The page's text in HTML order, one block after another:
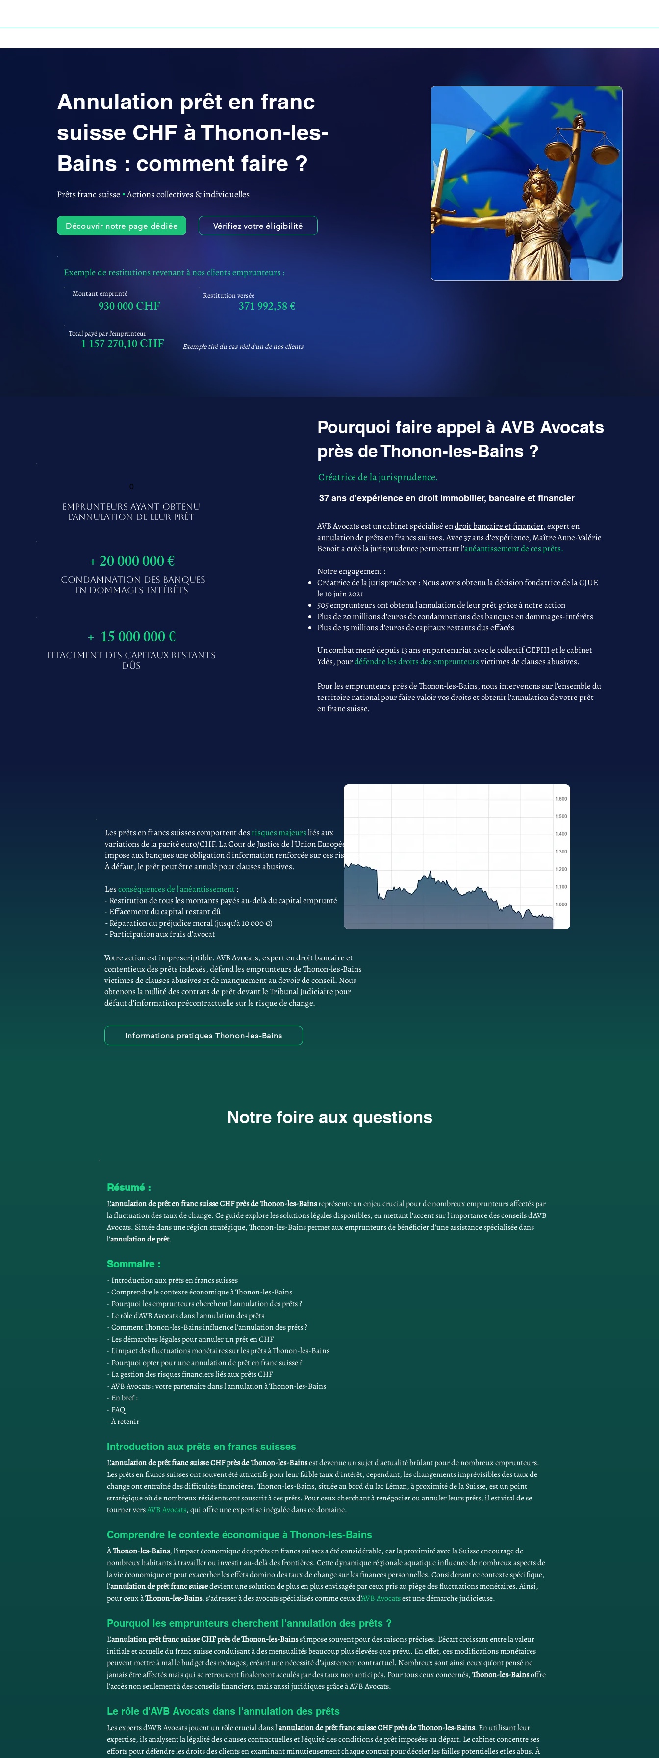
Annulation prêt en franc
suisse CHF à Thonon-les-
Bains : comment faire ?
Prêts franc suisse ▪︎Actions collectives & individuelles
Découvrir notre page dédiée Vérifiez votre éligibilité
Exemple de restitutions revenant à nos clients emprunteurs :
Montant emprunté
930 000 CHF
Restitution versée
371 992,58 €
Total payé par l'emprunteur
1 157 270,10 CHF Exemple tiré du cas réel d'un de nos clients
0
EMPRUNTEURS AYANT OBTENU
L'ANNULATION DE LEUR PRÊT
+ 20 000 000 €
CONDAMNATION DES BANQUES
EN DOMMAGES-INTÉRÊTS
+ 15 000 000 €
EFFACEMENT DES CAPITAUX RESTANTS
DÛS
Pourquoi faire appel à AVB Avocats
près de Thonon-les-Bains ?
Créatrice de la jurisprudence.
37 ans d’expérience en droit immobilier, bancaire et financier
AVB Avocats est un cabinet spécialisé endroit bancaire et financier, expert en
annulation de prêts en francs suisses. Avec 37 ans d'expérience, Maître Anne-Valérie
Benoit a créé la jurisprudence permettant l'anéantissement de ces prêts.
Notre engagement :
Créatrice de la jurisprudence : Nous avons obtenu la décision fondatrice de la CJUE
le 10 juin 2021
505 emprunteurs ont obtenu l'annulation de leur prêt grâce à notre action
Plus de 20 millions d'euros de condamnations des banques en dommages-intérêts
Plus de 15 millions d'euros de capitaux restants dus effacés
Un combat mené depuis 13 ans en partenariat avec le collectif CEPHI et le cabinet
Ydès, pourdéfendre les droits des emprunteursvictimes de clauses abusives.
Pour les emprunteurs près de Thonon-les-Bains, nous intervenons sur l'ensemble du
territoire national pour faire valoir vos droits et obtenir l'annulation de votre prêt
en franc suisse.
Les prêts en francs suisses comportent des risques majeursliés aux
variations de la parité euro/CHF. La Cour de Justice de l'Union Européenne
impose aux banques une obligation d'information renforcée sur ces risques.
À défaut, le prêt peut être annulé pour clauses abusives.
Lesconséquences de l'anéantissement:
- Restitution de tous les montants payés au-delà du capital emprunté
- Effacement du capital restant dû
- Réparation du préjudice moral (jusqu'à 10 000 €)
- Participation aux frais d'avocat
Votre action est imprescriptible. AVB Avocats, expert en droit bancaire et
contentieux des prêts indexés, défend les emprunteurs de Thonon-les-Bains
victimes de clauses abusives et de manquement au devoir de conseil. Nous
obtenons la nullité des contrats de prêt devant le Tribunal Judiciaire pour
défaut d'information précontractuelle sur le risque de change.
Informations pratiques Thonon-les-Bains
Notre foire aux questions
Résumé :
L'annulation de prêt en franc suisse CHF près de Thonon-les-Bains représente un enjeu crucial pour de nombreux emprunteurs affectés par
la fluctuation des taux de change. Ce guide explore les solutions légales disponibles, en mettant l'accent sur l'importance des conseils d'AVB
Avocats. Située dans une région stratégique, Thonon-les-Bains permet aux emprunteurs de bénéficier d'une assistance spécialisée dans
l'annulation de prêt.
Sommaire :
- Introduction aux prêts en francs suisses
- Comprendre le contexte économique à Thonon-les-Bains
- Pourquoi les emprunteurs cherchent l'annulation des prêts ?
- Le rôle d'AVB Avocats dans l'annulation des prêts
- Comment Thonon-les-Bains influence l'annulation des prêts ?
- Les démarches légales pour annuler un prêt en CHF
- L'impact des fluctuations monétaires sur les prêts à Thonon-les-Bains
- Pourquoi opter pour une annulation de prêt en franc suisse ?
- La gestion des risques financiers liés aux prêts CHF
- AVB Avocats : votre partenaire dans l'annulation à Thonon-les-Bains
- En bref :
- FAQ
- À retenir
Introduction aux prêts en francs suisses
L'annulation de prêt franc suisse CHF près de Thonon-les-Bains est devenue un sujet d'actualité brûlant pour de nombreux emprunteurs.
Les prêts en francs suisses ont souvent été attractifs pour leur faible taux d'intérêt, cependant, les changements imprévisibles des taux de
change ont entraîné des difficultés financières. Thonon-les-Bains, située au bord du lac Léman, à proximité de la Suisse, est un point
stratégique où de nombreux résidents ont souscrit à ces prêts. Pour ceux cherchant à renégocier ou annuler leurs prêts, il est vital de se
tourner vers AVB Avocats, qui offre une expertise inégalée dans ce domaine.
Comprendre le contexte économique à Thonon-les-Bains
À Thonon-les-Bains, l'impact économique des prêts en francs suisses a été considérable, car la proximité avec la Suisse encourage de
nombreux habitants à travailler ou investir au-delà des frontières. Cette dynamique régionale aquatique influence de nombreux aspects de
la vie économique et peut exacerber les effets domino des taux de change sur les finances personnelles. Considerant ce contexte spécifique,
l'annulation de prêt franc suisse devient une solution de plus en plus envisagée par ceux pris au piège des fluctuations monétaires. Ainsi,
pour ceux à Thonon-les-Bains, s'adresser à des avocats spécialisés comme ceux d'AVB Avocats est une démarche judicieuse.
Pourquoi les emprunteurs cherchent l'annulation des prêts ?
L'annulation prêt franc suisse CHF près de Thonon-les-Bains s'impose souvent pour des raisons précises. L'écart croissant entre la valeur
initiale et actuelle du franc suisse conduisant à des mensualités beaucoup plus élevées que prévu. En effet, ces modifications monétaires
peuvent mettre à mal le budget des ménages, créant une nécessité d'ajustement contractuel. Nombreux sont ainsi ceux qu’ont pensé ne
jamais être affectés mais qui se retrouvent finalement acculés par des taux non anticipés. Pour tous ceux concernés, Thonon-les-Bains offre
l'accès non seulement à des conseils financiers, mais aussi juridiques grâce à AVB Avocats.
Le rôle d'AVB Avocats dans l'annulation des prêts
Les experts d'AVB Avocats jouent un rôle crucial dans l'annulation de prêt franc suisse CHF près de Thonon-les-Bains. En utilisant leur
expertise, ils analysent la légalité des clauses contractuelles et l’équité des conditions de prêt imposées au départ. Le cabinet concentre ses
efforts pour défendre les droits des clients en examinant minutieusement chaque contrat pour déceler les failles potentielles et les abus. À